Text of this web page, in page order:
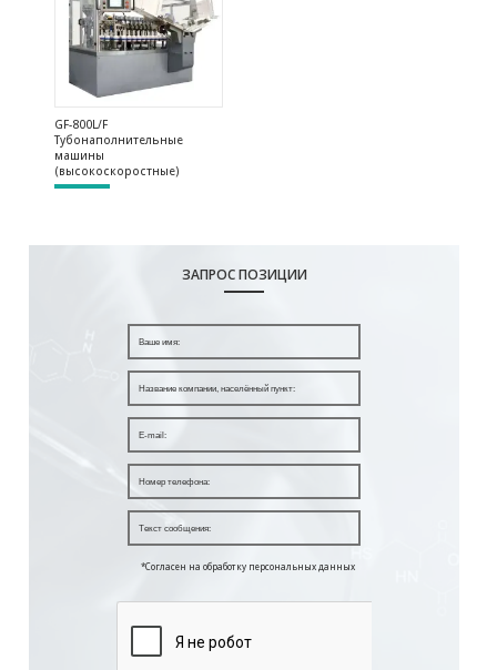
GF-800L/F
Тубонаполнительные
машины
(высокоскоростные)
ЗАПРОС ПОЗИЦИИ
*Согласен на обработку персональных данных